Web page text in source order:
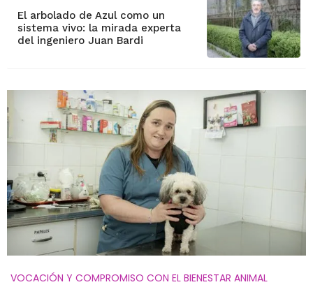
El arbolado de Azul como un
sistema vivo: la mirada experta
del ingeniero Juan Bardi
VOCACIÓN Y COMPROMISO CON EL BIENESTAR ANIMAL